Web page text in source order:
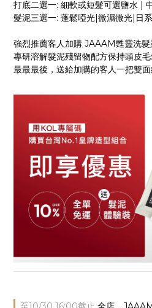
打底二選一: 細軟或短髮可選鹽水 |
髮泥三選一: 蓬鬆啞光|微濕微光|日
強烈推薦客人加購 JAAAM甦靈洗髮
專研溶解髮泥殘留物配方保持頭皮
最最最後，送給加購的客人一把雙